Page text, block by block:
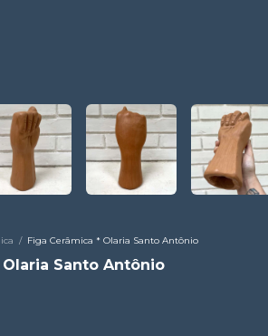
/ Figa Cerâmica * Olaria Santo Antônio
Olaria Santo Antônio